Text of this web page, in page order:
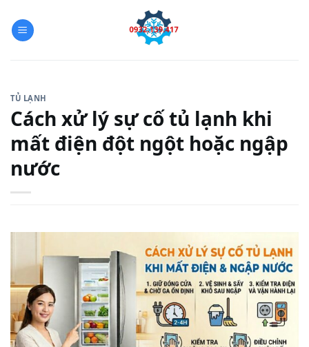
TỦ LẠNH
Cách xử lý sự cố tủ lạnh khi
mất điện đột ngột hoặc ngập
nước